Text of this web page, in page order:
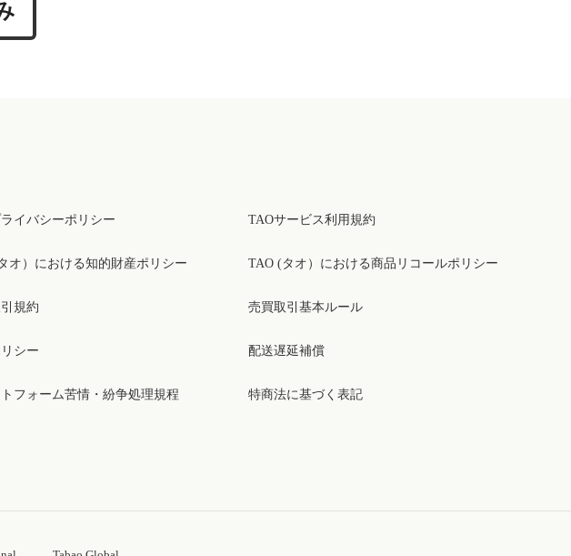
イバシーポリシー
オ）における知的財産ポリシー
規約
シー
フォーム苦情・紛争処理規程
TAOサービス利用規約
TAO (タオ）における商品リコールポリシー
売買取引基本ルール
配送遅延補償
特商法に基づく表記